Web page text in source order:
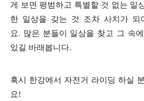
게 보면 평범하고 특별할 것 없는 일
한 일상을 갖는 것 조차 사치가 되
요. 많은 분들이 일상을 찾고 그 속
있길 바래봅니다.
혹시 한강에서 자전거 라이딩 하실
요!